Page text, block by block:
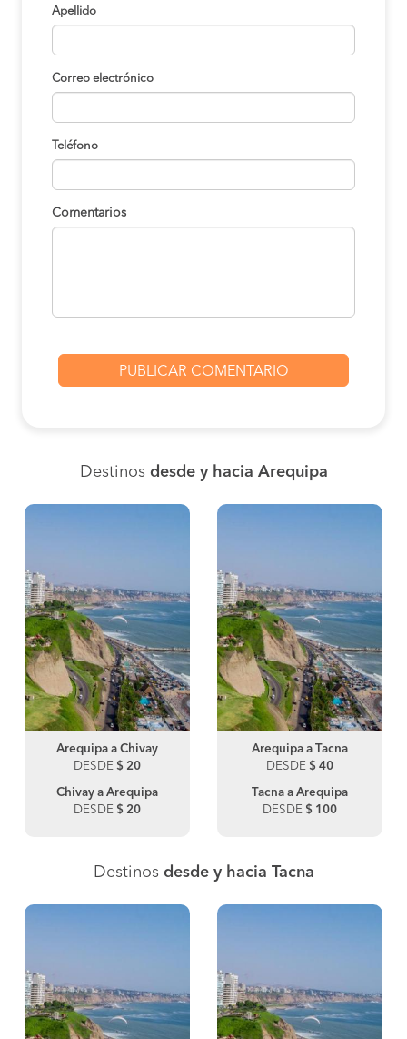
Apellido
Correo electrónico
Teléfono
Comentarios
Destinos desde y hacia Arequipa
Arequipa a Chivay
DESDE $ 20
Chivay a Arequipa
DESDE $ 20
Arequipa a Tacna
DESDE $ 40
Tacna a Arequipa
DESDE $ 100
Destinos desde y hacia Tacna